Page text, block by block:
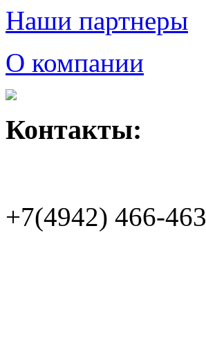
Наши партнеры
О компании
Контакты:
+7(4942) 466-463